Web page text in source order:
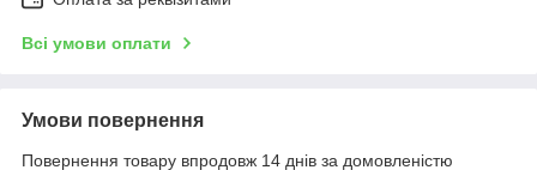
Всі умови оплати
Умови повернення
Повернення товару впродовж 14 днів за домовленістю